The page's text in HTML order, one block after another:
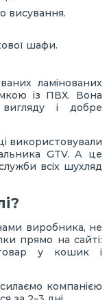
висування.
шафи.
ламінованих
із ПВХ. Вона
і добре
використовували
GTV. А це
всіх шухляд
виробника, не
прямо на сайті:
у кошик і
компанією